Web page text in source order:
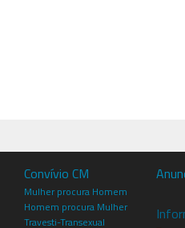
Convívio CM
Mulher procura Homem
Homem procura Mulher
Travesti-Transexual